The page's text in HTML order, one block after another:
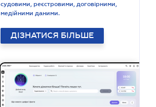
судовими, реєстровими, договірними,
медійними даними.
ДІЗНАТИСЯ БІЛЬШЕ